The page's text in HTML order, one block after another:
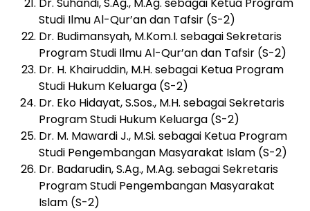
Studi Ilmu Al-Qur’an dan Tafsir (S-2)
Dr. Budimansyah, M.Kom.I. sebagai Sekretaris
Program Studi Ilmu Al-Qur’an dan Tafsir (S-2)
Dr. H. Khairuddin, M.H. sebagai Ketua Program
Studi Hukum Keluarga (S-2)
Dr. Eko Hidayat, S.Sos., M.H. sebagai Sekretaris
Program Studi Hukum Keluarga (S-2)
Dr. M. Mawardi J., M.Si. sebagai Ketua Program
Studi Pengembangan Masyarakat Islam (S-2)
Dr. Badarudin, S.Ag., M.Ag. sebagai Sekretaris
Program Studi Pengembangan Masyarakat
Islam (S-2)